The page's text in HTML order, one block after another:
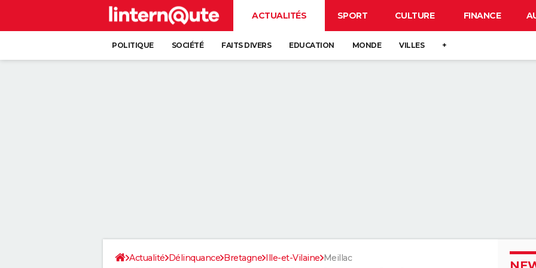
ACTUALITÉS SPORT CULTURE FINANCE
POLITIQUE SOCIÉTÉ FAITS DIVERS EDUCATION MONDE VILLES +
Actualité Délinquance Bretagne Ille-et-Vilaine Meillac